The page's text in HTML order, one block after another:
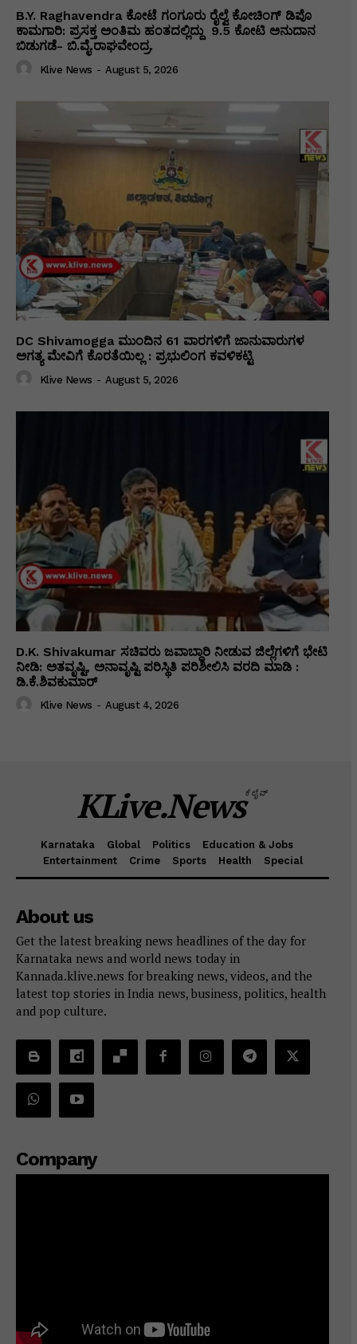
B.Y. Raghavendra ಕೋಟೆ ಗಂಗೂರು ರೈಲ್ವೆ ಕೋಚಿಂಗ್ ಡಿಪೊ
ಕಾಮಗಾರಿ: ಪ್ರಸಕ್ತ ಅಂತಿಮ ಹಂತದಲ್ಲಿದ್ದು ₹ 9.5 ಕೋಟಿ ಅನುದಾನ
ಬಿಡುಗಡೆ- ಬಿ.ವೈ.ರಾಘವೇಂದ್ರ.
Klive News - August 5, 2026
DC Shivamogga ಮುಂದಿನ 61 ವಾರಗಳಿಗೆ ಜಾನುವಾರುಗಳ
ಅಗತ್ಯ ಮೇವಿಗೆ ಕೊರತೆಯಿಲ್ಲ : ಪ್ರಭುಲಿಂಗ ಕವಳಿಕಟ್ಟಿ
Klive News - August 5, 2026
D.K. Shivakumar ಸಚಿವರು ಜವಾಬ್ದಾರಿ ನೀಡುವ ಜಿಲ್ಲೆಗಳಿಗೆ ಭೇಟಿ
ನೀಡಿ: ಅತವೃಷ್ಟಿ, ಅನಾವೃಷ್ಟಿ ಪರಿಸ್ಥಿತಿ ಪರಿಶೀಲಿಸಿ ವರದಿ ಮಾಡಿ :
ಡಿ.ಕೆ.ಶಿವಕುಮಾರ್
Klive News - August 4, 2026
KLive.Newsಕೆಲೈವ್
Karnataka Global Politics
Education & Jobs
Entertainment
Crime Sports Health Special
About us
Get the latest breaking news headlines of the day for
Karnataka news and world news today in
Kannada.klive.news for breaking news, videos, and the
latest top stories in India news, business, politics, health
and pop culture.
Company